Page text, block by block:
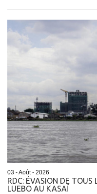
03 - Août - 2026
RDC: ÉVASION DE TOUS
LUEBO AU KASAÏ